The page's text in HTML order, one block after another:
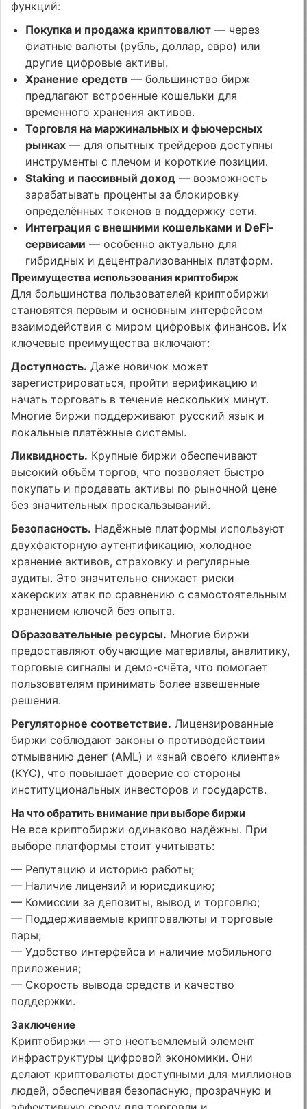
функций:
Покупка и продажа криптовалют — через
фиатные валюты (рубль, доллар, евро) или
другие цифровые активы.
Хранение средств — большинство бирж
предлагают встроенные кошельки для
временного хранения активов.
Торговля на маржинальных и фьючерсных
рынках — для опытных трейдеров доступны
инструменты с плечом и короткие позиции.
Staking и пассивный доход — возможность
зарабатывать проценты за блокировку
определённых токенов в поддержку сети.
Интеграция с внешними кошельками и DeFi-
сервисами — особенно актуально для
гибридных и децентрализованных платформ.
Преимущества использования криптобирж
Для большинства пользователей криптобиржи
становятся первым и основным интерфейсом
взаимодействия с миром цифровых финансов. Их
ключевые преимущества включают:
Доступность. Даже новичок может
зарегистрироваться, пройти верификацию и
начать торговать в течение нескольких минут.
Многие биржи поддерживают русский язык и
локальные платёжные системы.
Ликвидность. Крупные биржи обеспечивают
высокий объём торгов, что позволяет быстро
покупать и продавать активы по рыночной цене
без значительных проскальзываний.
Безопасность. Надёжные платформы используют
двухфакторную аутентификацию, холодное
хранение активов, страховку и регулярные
аудиты. Это значительно снижает риски
хакерских атак по сравнению с самостоятельным
хранением ключей без опыта.
Образовательные ресурсы. Многие биржи
предоставляют обучающие материалы, аналитику,
торговые сигналы и демо-счёта, что помогает
пользователям принимать более взвешенные
решения.
Регуляторное соответствие. Лицензированные
биржи соблюдают законы о противодействии
отмыванию денег (AML) и «знай своего клиента»
(KYC), что повышает доверие со стороны
институциональных инвесторов и государств.
На что обратить внимание при выборе биржи
Не все криптобиржи одинаково надёжны. При
выборе платформы стоит учитывать:
— Репутацию и историю работы;
— Наличие лицензий и юрисдикцию;
— Комиссии за депозиты, вывод и торговлю;
— Поддерживаемые криптовалюты и торговые
пары;
— Удобство интерфейса и наличие мобильного
приложения;
— Скорость вывода средств и качество
поддержки.
Заключение
Криптобиржи — это неотъемлемый элемент
инфраструктуры цифровой экономики. Они
делают криптовалюты доступными для миллионов
людей, обеспечивая безопасную, прозрачную и